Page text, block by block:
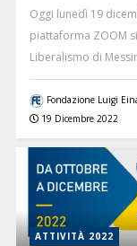
Oggi lunedì 19
piattaforma ZOOM
Liberalismo di
Fondazione Luigi
19 Dicembre 2022
ATTIVITÀ 2022